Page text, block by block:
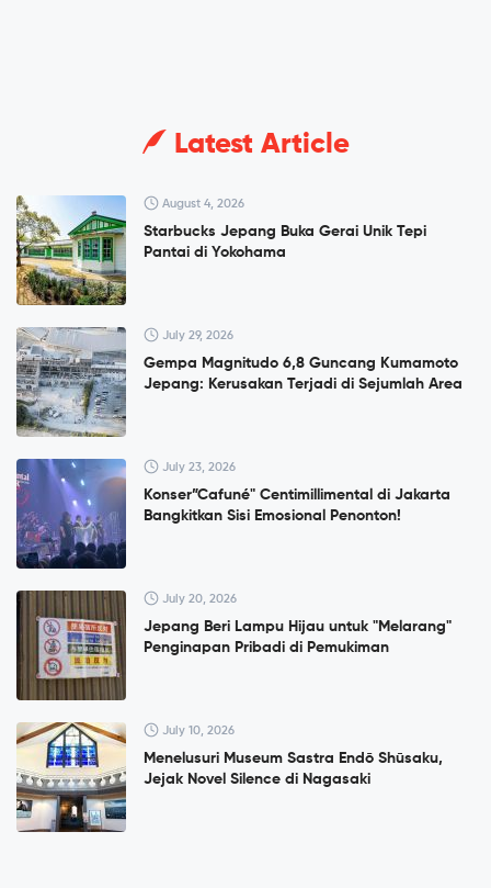
Latest Article
August 4, 2026
Starbucks Jepang Buka Gerai Unik Tepi
Pantai di Yokohama
July 29, 2026
Gempa Magnitudo 6,8 Guncang Kumamoto
Jepang: Kerusakan Terjadi di Sejumlah Area
July 23, 2026
Konser”Cafuné" Centimillimental di Jakarta
Bangkitkan Sisi Emosional Penonton!
July 20, 2026
Jepang Beri Lampu Hijau untuk "Melarang"
Penginapan Pribadi di Pemukiman
July 10, 2026
Menelusuri Museum Sastra Endō Shūsaku,
Jejak Novel Silence di Nagasaki